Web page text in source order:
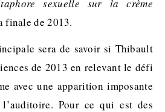
sexuelle sur la crème
finale de 2013.
sera de savoir si Thibault
de 2013 en relevant le défi
avec une apparition imposante
Pour ce qui est des